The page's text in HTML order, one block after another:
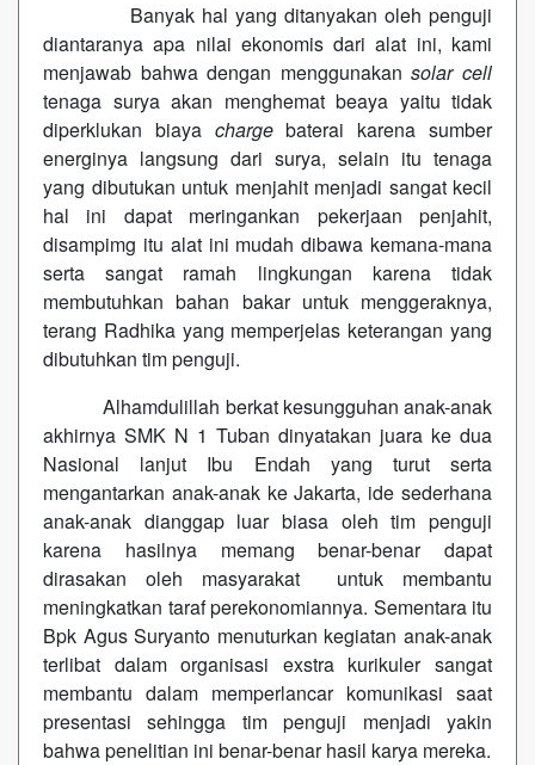
Banyak hal yang ditanyakan oleh penguji
diantaranya apa nilai ekonomis dari alat ini, kami
menjawab bahwa dengan menggunakansolar cell
tenaga surya akan menghemat beaya yaitu tidak
diperklukan biaya chargebaterai karena sumber
energinya langsung dari surya, selain itu tenaga
yang dibutukan untuk menjahit menjadi sangat kecil
hal ini dapat meringankan pekerjaan penjahit,
disampimg itu alat ini mudah dibawa kemana-mana
serta sangat ramah lingkungan karena tidak
membutuhkan bahan bakar untuk menggeraknya,
terang Radhika yang memperjelas keterangan yang
dibutuhkan tim penguji.
Alhamdulillah berkat kesungguhan anak-anak
akhirnya SMK N 1 Tuban dinyatakan juara ke dua
Nasional lanjut Ibu Endah yang turut serta
mengantarkan anak-anak ke Jakarta, ide sederhana
anak-anak dianggap luar biasa oleh tim penguji
karena hasilnya memang benar-benar dapat
dirasakan oleh masyarakat untuk membantu
meningkatkan taraf perekonomiannya. Sementara itu
Bpk Agus Suryanto menuturkan kegiatan anak-anak
terlibat dalam organisasi exstra kurikuler sangat
membantu dalam memperlancar komunikasi saat
presentasi sehingga tim penguji menjadi yakin
bahwa penelitian ini benar-benar hasil karya mereka.